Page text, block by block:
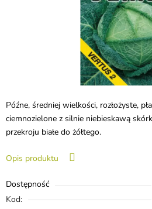
Późne, średniej wielkości, rozłożyste,
ciemnozielone z silnie niebieskawą
przekroju białe do żółtego.
Opis produktu
Dostępność
Kod: